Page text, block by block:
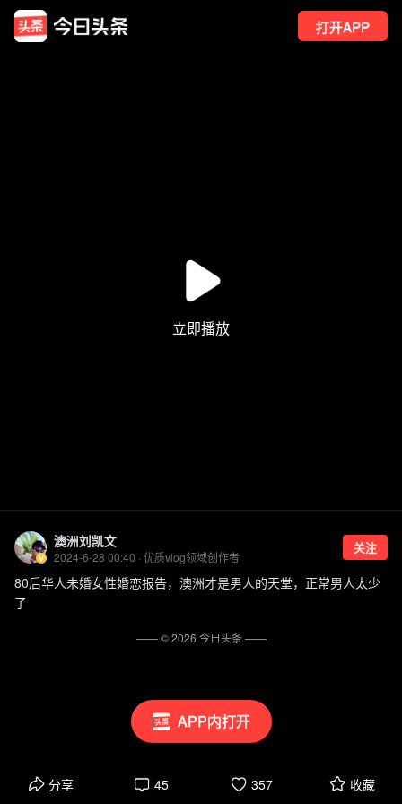
打开APP
APP内打开
澳洲刘凯文
2024-6-28 00:40 · 优质vlog领域创作者
关注
80后华人未婚女性婚恋报告，澳洲才是男人的天堂，正常男人太少
了
分享 45 357 收藏
—— ©2026 今日头条——